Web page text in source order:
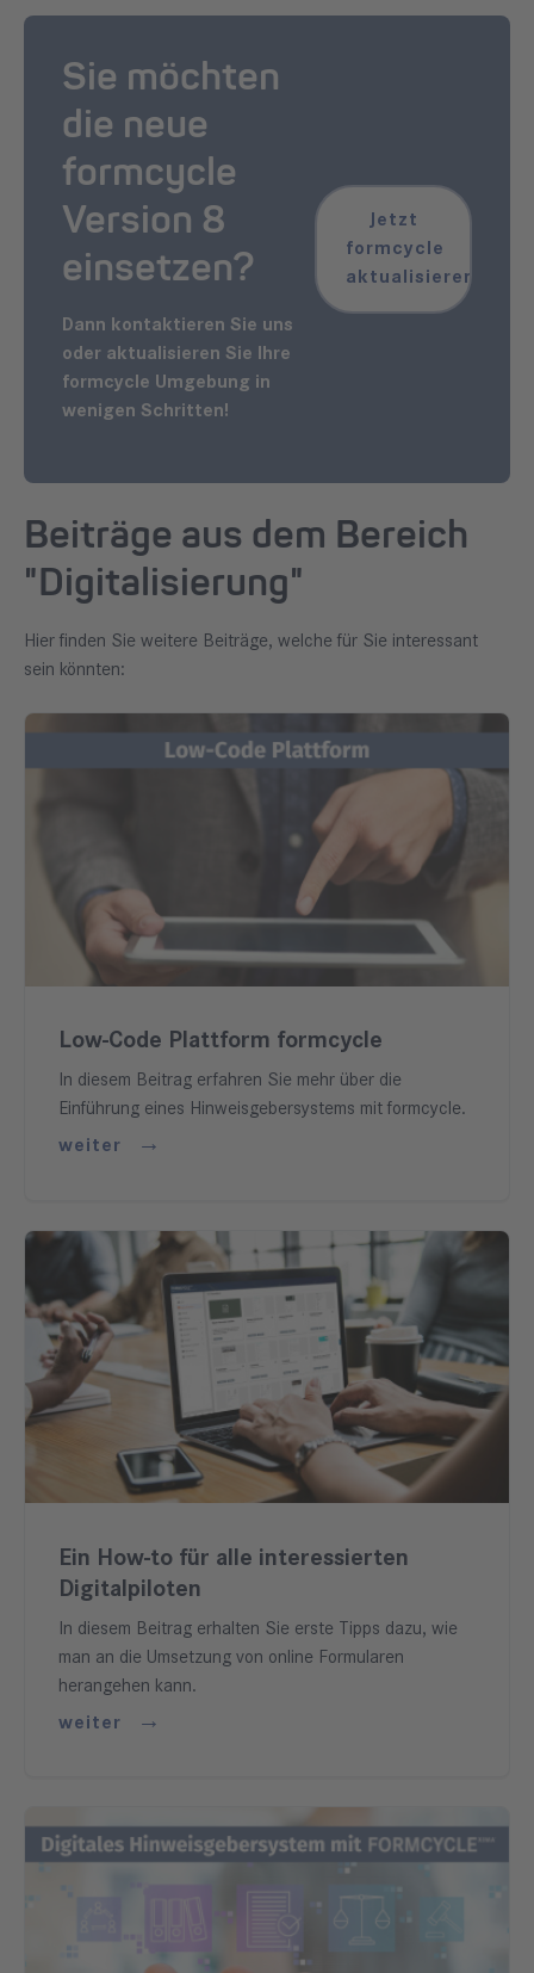
Sie möchten
die neue
formcycle
Version 8
einsetzen?
Dann kontaktieren Sie uns
oder aktualisieren Sie Ihre
formcycle Umgebung in
wenigen Schritten!
Jetzt
formcycle
aktualisieren
Beiträge aus dem Bereich
"Digitalisierung"
Hier finden Sie weitere Beiträge, welche für Sie interessant
sein könnten:
Low-Code Plattform formcycle
In diesem Beitrag erfahren Sie mehr über die
Einführung eines Hinweisgebersystems mit formcycle.
weiter
Ein How-to für alle interessierten
Digitalpiloten
In diesem Beitrag erhalten Sie erste Tipps dazu, wie
man an die Umsetzung von online Formularen
herangehen kann.
weiter